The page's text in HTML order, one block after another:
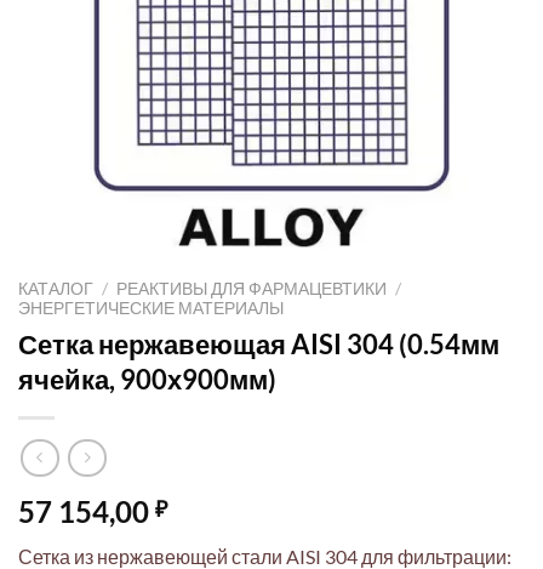
КАТАЛОГ / РЕАКТИВЫ ДЛЯ ФАРМАЦЕВТИКИ /
ЭНЕРГЕТИЧЕСКИЕ МАТЕРИАЛЫ
Сетка нержавеющая AISI 304 (0.54мм
ячейка, 900х900мм)
57 154,00 ₽
Сетка из нержавеющей стали AISI 304 для фильтрации: